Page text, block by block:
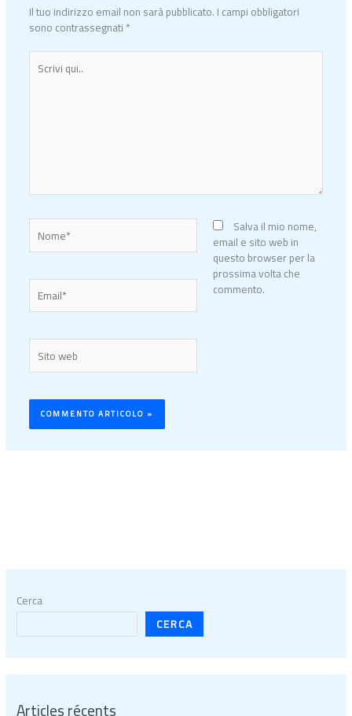
Il tuo indirizzo email non sarà pubblicato.I campi obbligatori
sono contrassegnati*
Scrivi
qui..
Nome*
Email*
Sito
web
Salva il mio nome,
email e sito web in
questo browser per la
prossima volta che
commento.
Cerca
CERCA